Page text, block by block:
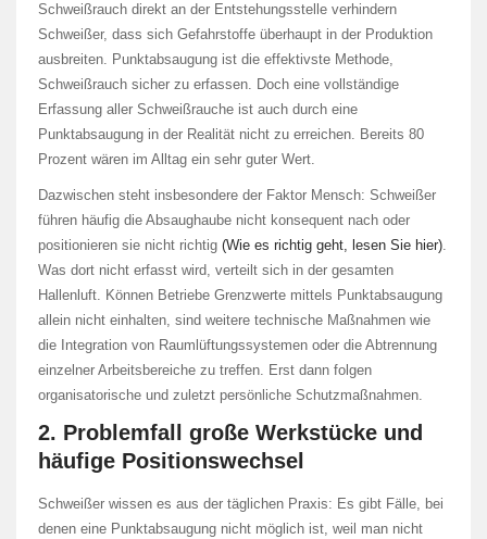
Schweißrauch direkt an der Entstehungsstelle verhindern
Schweißer, dass sich Gefahrstoffe überhaupt in der Produktion
ausbreiten. Punktabsaugung ist die effektivste Methode,
Schweißrauch sicher zu erfassen. Doch eine vollständige
Erfassung aller Schweißrauche ist auch durch eine
Punktabsaugung in der Realität nicht zu erreichen. Bereits 80
Prozent wären im Alltag ein sehr guter Wert.
Dazwischen steht insbesondere der Faktor Mensch: Schweißer
führen häufig die Absaughaube nicht konsequent nach oder
positionieren sie nicht richtig (Wie es richtig geht, lesen Sie hier).
Was dort nicht erfasst wird, verteilt sich in der gesamten
Hallenluft. Können Betriebe Grenzwerte mittels Punktabsaugung
allein nicht einhalten, sind weitere technische Maßnahmen wie
die Integration von Raumlüftungssystemen oder die Abtrennung
einzelner Arbeitsbereiche zu treffen. Erst dann folgen
organisatorische und zuletzt persönliche Schutzmaßnahmen.
2. Problemfall große Werkstücke und
häufige Positionswechsel
Schweißer wissen es aus der täglichen Praxis: Es gibt Fälle, bei
denen eine Punktabsaugung nicht möglich ist, weil man nicht